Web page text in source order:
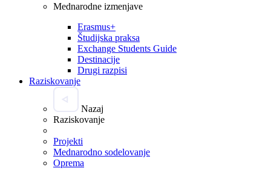
Mednarodne izmenjave
Erasmus+
Študijska praksa
Exchange Students Guide
Destinacije
Drugi razpisi
Raziskovanje
Nazaj
Raziskovanje
Projekti
Mednarodno sodelovanje
Oprema